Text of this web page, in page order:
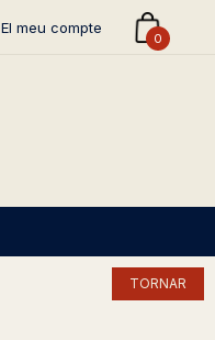
El meu compte
0
TORNAR